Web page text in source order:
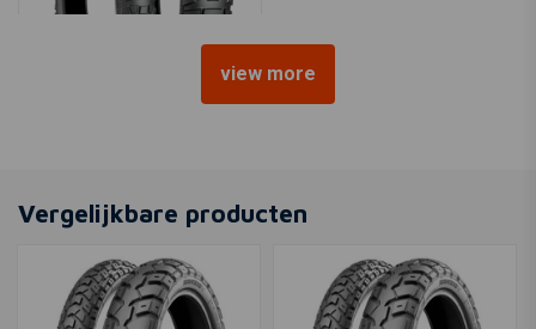
view more
Vergelijkbare producten